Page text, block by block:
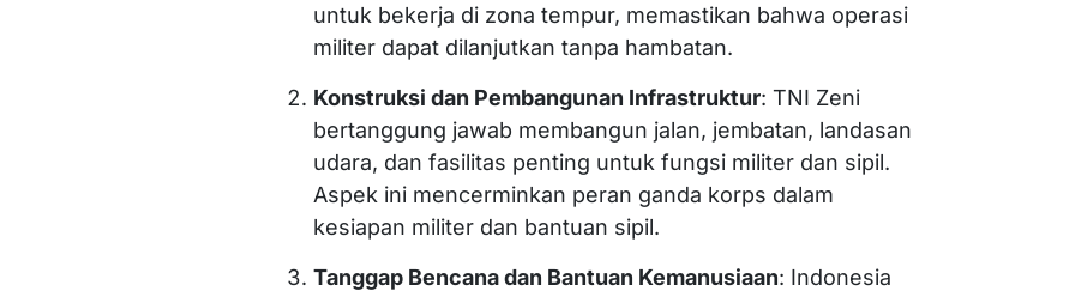
untuk bekerja di zona tempur, memastikan bahwa operasi
militer dapat dilanjutkan tanpa hambatan.
Konstruksi dan Pembangunan Infrastruktur: TNI Zeni
bertanggung jawab membangun jalan, jembatan, landasan
udara, dan fasilitas penting untuk fungsi militer dan sipil.
Aspek ini mencerminkan peran ganda korps dalam
kesiapan militer dan bantuan sipil.
Tanggap Bencana dan Bantuan Kemanusiaan: Indonesia